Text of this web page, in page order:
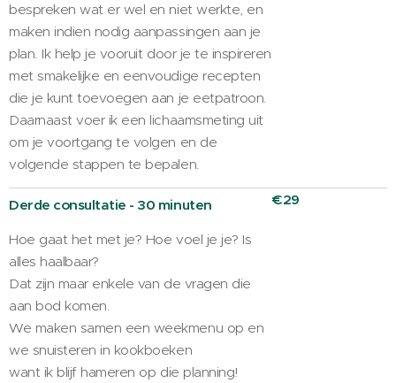
bespreken wat er wel en niet werkte, en
maken indien nodig aanpassingen aan je
plan. Ik help je vooruit door je te inspireren
met smakelijke en eenvoudige recepten
die je kunt toevoegen aan je eetpatroon.
Daarnaast voer ik een lichaamsmeting uit
om je voortgang te volgen en de
volgende stappen te bepalen.
Derde consultatie - 30 minuten
Hoe gaat het met je? Hoe voel je je? Is
alles haalbaar?
Dat zijn maar enkele van de vragen die
aan bod komen.
We maken samen een weekmenu op en
we snuisteren in kookboeken
want ik blijf hameren op die planning!
€29